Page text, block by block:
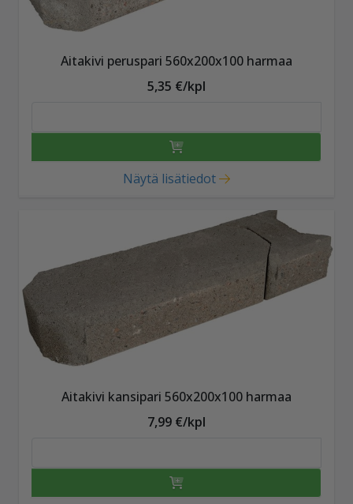
Aitakivi peruspari 560x200x100 harmaa
5,35 €/kpl
Näytä lisätiedot
Aitakivi kansipari 560x200x100 harmaa
7,99 €/kpl